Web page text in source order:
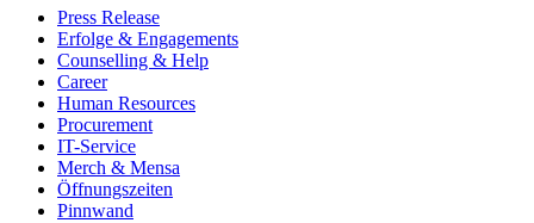
Press Release
Erfolge & Engagements
Counselling & Help
Career
Human Resources
Procurement
IT-Service
Merch & Mensa
Öffnungszeiten
Pinnwand